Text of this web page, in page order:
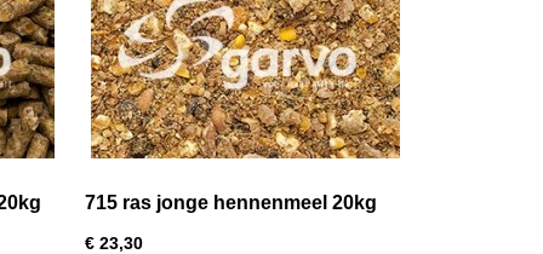
715 ras jonge hennenmeel 20kg
€ 23,30